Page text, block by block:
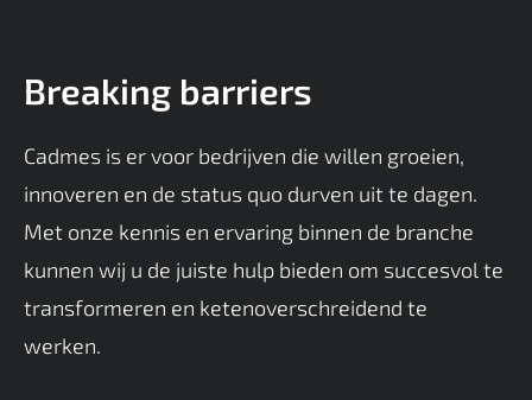
Breaking barriers
Cadmes is er voor bedrijven die willen groeien,
innoveren en de status quo durven uit te dagen.
Met onze kennis en ervaring binnen de branche
kunnen wij u de juiste hulp bieden om succesvol te
transformeren en ketenoverschreidend te
werken.